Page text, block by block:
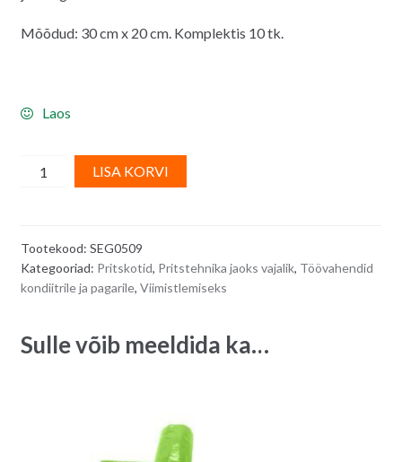
Mõõdud: 30 cm x 20 cm. Komplektis 10 tk.
Laos
Pritskotid
ühekordsed,
-
10
LISA KORVI
i
Tootekood: SEG0509
Kategooriad: Pritskotid, Pritstehnika jaoks vajalik, Töövahendid
kondiitrile ja pagarile, Viimistlemiseks
Sulle võib meeldida ka…